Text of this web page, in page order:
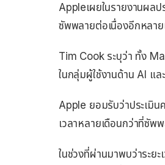
Appleเผยในรายงานผล
ซัพพลายต่อเนื่องอีกหลาย
Tim Cook ระบุว่า ทั้ง
ในกลุ่มผู้ใช้งานด้าน AI แ
Apple ยอมรับว่าประเมิน
เวลาหลายเดือนกว่าที่ซัพ
ในช่วงที่ผ่านมาพบว่าระย